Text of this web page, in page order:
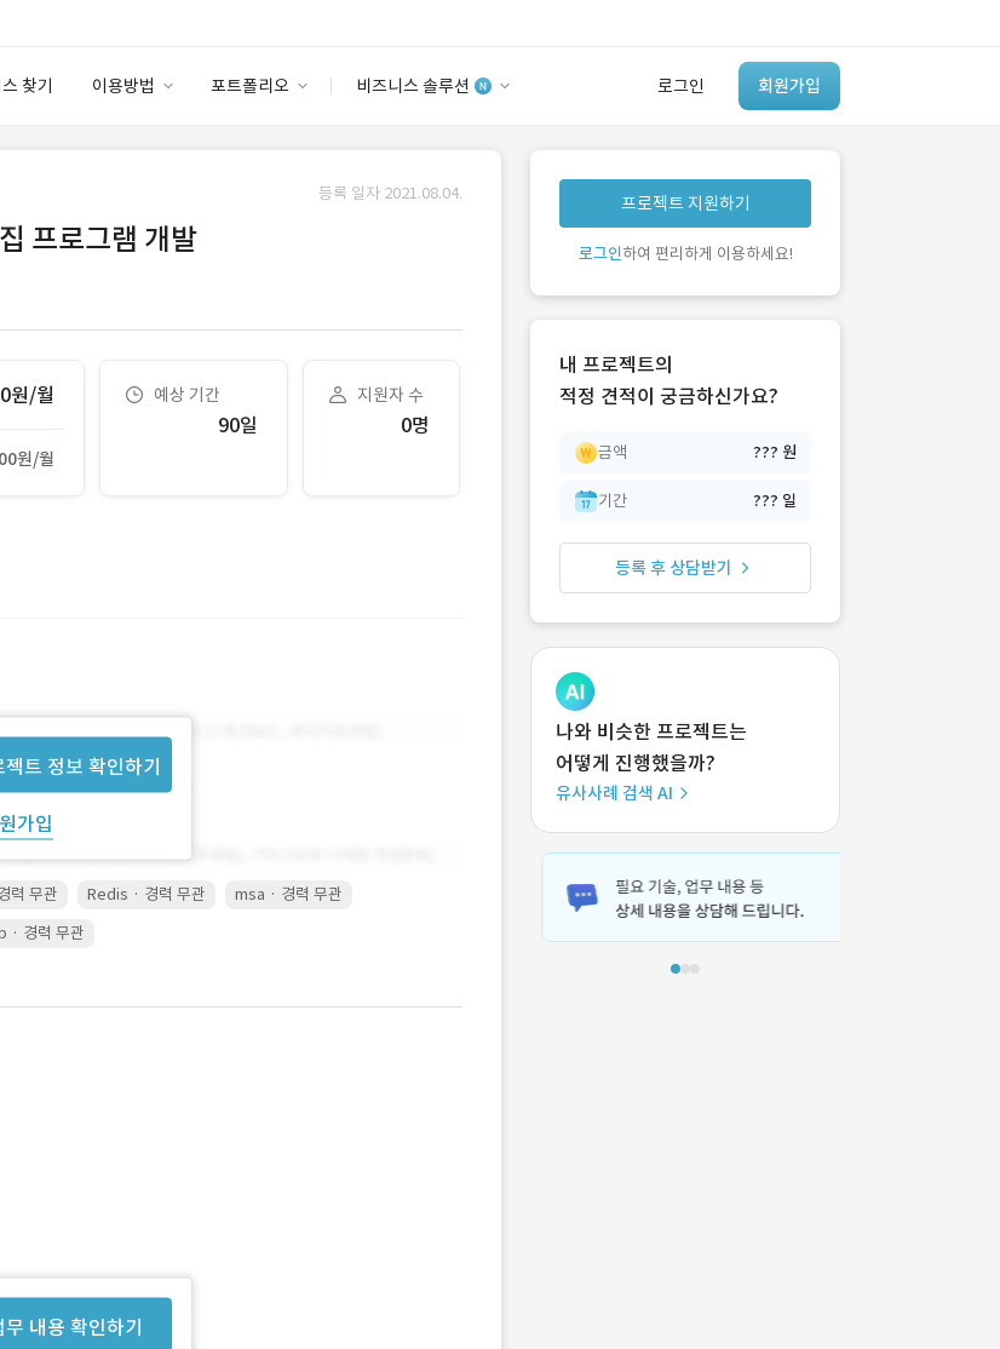
찾기 이용방법 포트폴리오 비즈니스 솔루션 로그인 회원가입
이용요금
고객센터
안심 코드 케어
유사사례 검색 AI
‘이런 거’ 만들어본
개발 회사 있어?
등록 일자 2021.08.04.
프로그램 개발
원/월
원/월
예상 기간
90일
지원자 수
0명
트 정보 확인하기
가입
력 무관 Redis · 경력 무관
msa · 경력 무관
· 경력 무관
내용 확인하기
프로젝트 지원하기
로그인하여 편리하게 이용하세요!
내 프로젝트의
적정 견적이 궁금하신가요?
금액 ??? 원
기간 ??? 일
등록 후 상담받기
나와 비슷한 프로젝트는
어떻게 진행했을까?
유사사례 검색 AI